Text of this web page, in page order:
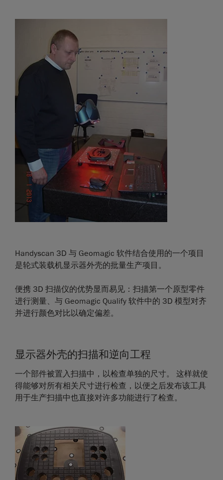
Handyscan 3D 与 Geomagic 软件结合使用的一个项目
是轮式装载机显示器外壳的批量生产项目。
便携 3D 扫描仪的优势显而易见：扫描第一个原型零件
进行测量、与 Geomagic Qualify 软件中的 3D 模型对齐
并进行颜色对比以确定偏差。
显示器外壳的扫描和逆向工程
一个部件被置入扫描中，以检查单独的尺寸。 这样就使
得能够对所有相关尺寸进行检查，以便之后发布该工具
用于生产扫描中也直接对许多功能进行了检查。